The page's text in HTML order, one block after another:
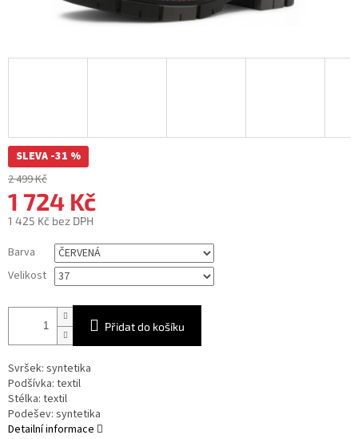
SLEVA -31 %
2 499 Kč
1 724 Kč
1 425 Kč bez DPH
cena:
Barva
Velikost
Přidat do košíku
Svršek: syntetika
Podšívka: textil
Stélka: textil
Podešev: syntetika
Detailní informace